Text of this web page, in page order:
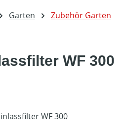
Garten Zubehör Garten
WF 300